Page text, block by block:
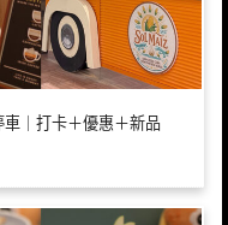
｜打卡＋優惠＋新品